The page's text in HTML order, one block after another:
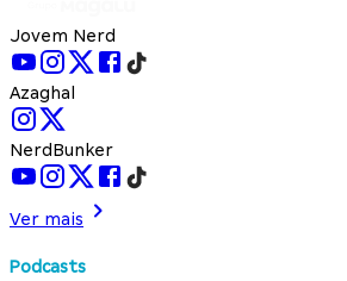
Jovem Nerd
Azaghal
NerdBunker
Ver mais
Podcasts